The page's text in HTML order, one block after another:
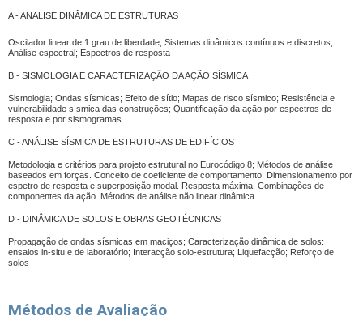
A - ANALISE DINÂMICA DE ESTRUTURAS
Oscilador linear de 1 grau de liberdade; Sistemas dinâmicos contínuos e discretos;
Análise espectral; Espectros de resposta
B - SISMOLOGIA E CARACTERIZAÇÃO DA AÇÃO SÍSMICA
Sismologia; Ondas sísmicas; Efeito de sítio; Mapas de risco sísmico; Resistência e
vulnerabilidade sísmica das construções; Quantificação da ação por espectros de
resposta e por sismogramas
C - ANÁLISE SÍSMICA DE ESTRUTURAS DE EDIFÍCIOS
Metodologia e critérios para projeto estrutural no Eurocódigo 8; Métodos de análise
baseados em forças. Conceito de coeficiente de comportamento. Dimensionamento por
espetro de resposta e superposição modal. Resposta máxima. Combinações de
componentes da ação. Métodos de análise não linear dinâmica
D - DINÂMICA DE SOLOS E OBRAS GEOTÉCNICAS
Propagação de ondas sísmicas em maciços; Caracterização dinâmica de solos:
ensaios in-situ e de laboratório; Interacção solo-estrutura; Liquefacção; Reforço de
solos
Métodos de Avaliação